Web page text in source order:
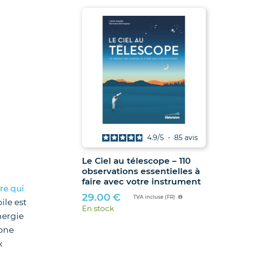
qui
est
incluse (FR)
Le Ciel au télescope – 110
observations essentielles à
faire avec votre instrument
4.9/5 - 85 avis
29.00 € TVA incluse (FR)
En stock